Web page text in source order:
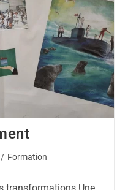
/ Formation